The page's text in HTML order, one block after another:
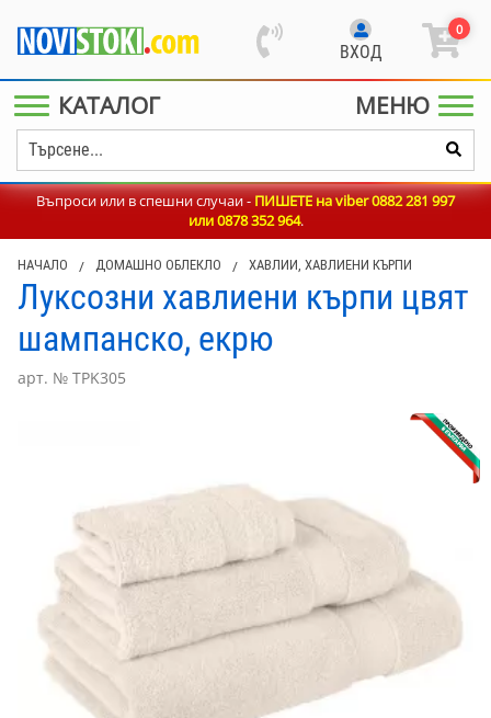
ВХОД
0
КАТАЛОГ МЕНЮ
Въпроси или в спешни случаи -ПИШЕТЕ на viber 0882 281 997
или0878 352 964.
НАЧАЛО / ДОМАШНО ОБЛЕКЛО / ХАВЛИИ, ХАВЛИЕНИ КЪРПИ
Луксозни хавлиени кърпи цвят
шампанско, екрю
арт. № TPK305